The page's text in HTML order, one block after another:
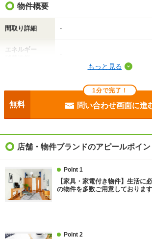
実際に
物件概要
間取り詳細 -
エネルギー
目安光熱費
入居 '26年9月上旬
損保 要
0～120％で変動有）※記載金
ほか初期費用 合計8.67万円（内訳：退去時清
もっと見る
1分で完了！
無料 問い合わせ画面に進
店舗・物件ブランドのアピールポイン
Point 1
【家具・家電付き物件】生活に
の物件を多数ご用意しております
Point 2